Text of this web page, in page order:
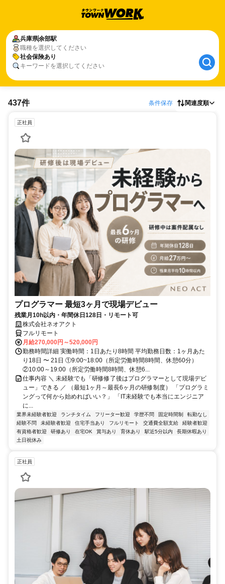
兵庫県余部駅
職種を選択してください
社会保険あり
キーワードを選択してください
437件 条件保存 関連度順
正社員
プログラマー 最短3ヶ月で現場デビュー
残業月10h以内・年間休日128日・リモート可
株式会社ネオアクト
フルリモート
月給270,000円～520,000円
勤務時間詳細 実働時間：1日あたり8時間 平均勤務日数：1ヶ月あた
り18日 〜 21日 ①9:00~18:00（所定労働時間8時間、休憩60分）
②10:00～19:00（所定労働時間8時間、休憩6...
仕事内容 ＼ 未経験でも「研修修了後はプログラマーとして現場デビ
ュー」できる ／ （最短1ヶ月～最長6ヶ月の研修制度） 「プログラミ
ングって何から始めればいい？」 「IT未経験でも本当にエンジニア
に...
業界未経験者歓迎 ランチタイム フリーター歓迎 学歴不問 固定時間制
転勤なし
経験不問
未経験者歓迎 住宅手当あり フルリモート 交通費全額支給
経験者歓迎
有資格者歓迎
研修あり 在宅OK 賞与あり 育休あり 駅近5分以内
長期休暇あり
土日祝休み
正社員